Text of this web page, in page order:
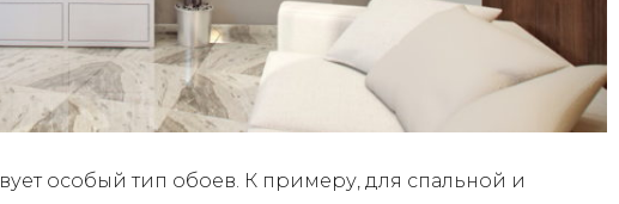
особый тип обоев. К примеру, для спальной и